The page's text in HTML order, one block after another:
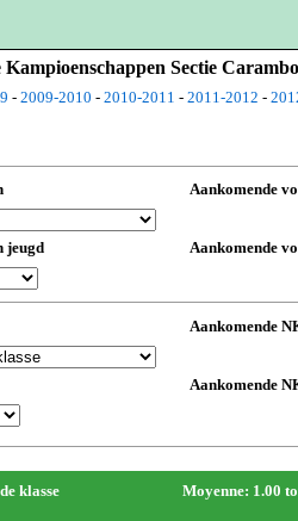
Sectie
- 2009-2010 - 2010-2011 - 2011-2012 -
Aankomende
jeugd Aankomende
Aankomende
Aankomende
klasse Moyenne: 1.00